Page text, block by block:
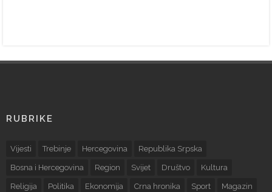
RUBRIKE
Vijesti Trebinje Hercegovina Republika Srpska
Bosna i Hercegovina Region Svijet Društvo Kultura
Religija Politika Ekonomija Crna hronika Sport Magazin